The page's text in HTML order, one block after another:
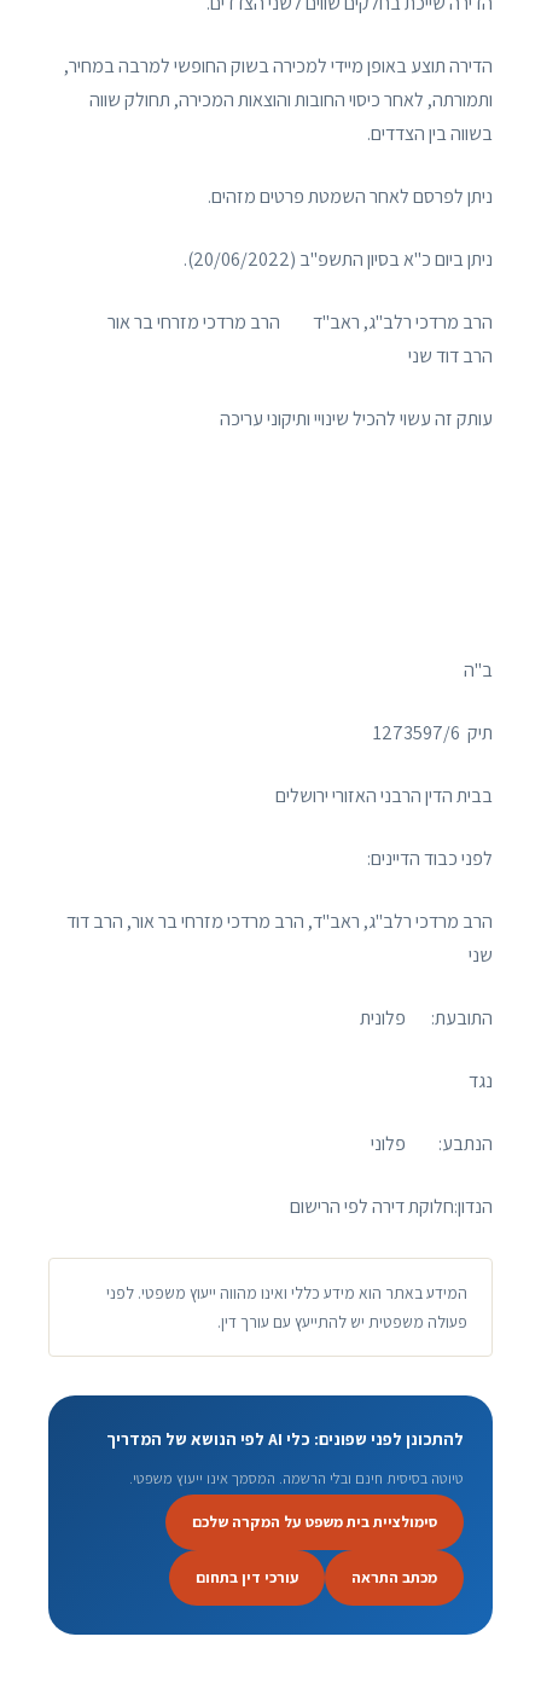
הדירה תוצע באופן מיידי למכירה בשוק החופשי למרבה במחיר,
ותמורתה, לאחר כיסוי החובות והוצאות המכירה, תחולק שווה
בשווה בין הצדדים.
ניתן לפרסם לאחר השמטת פרטים מזהים.
ניתן ביום כ"א בסיון התשפ"ב (20/06/2022).
הרב מרדכי רלב"ג, ראב"ד הרב מרדכי מזרחי בר אור
הרב דוד שני
עותק זה עשוי להכיל שינויי ותיקוני עריכה
ב"ה
תיק ‏ 1273597/6
בבית הדין הרבני האזורי ירושלים
לפני כבוד הדיינים:
הרב מרדכי רלב"ג, ראב"ד, הרב מרדכי מזרחי בר אור, הרב דוד
שני
התובעת: פלונית
נגד
הנתבע: פלוני
הנדון:חלוקת דירה לפי הרישום
המידע באתר הוא מידע כללי ואינו מהווה ייעוץ משפטי. לפני
פעולה משפטית יש להתייעץ עם עורך דין.
להתכונן לפני שפונים: כלי AI לפי הנושא של המדריך
טיוטה בסיסית חינם ובלי הרשמה. המסמך אינו ייעוץ משפטי.
סימולציית בית משפט על המקרה שלכם
מכתב התראה עורכי דין בתחום